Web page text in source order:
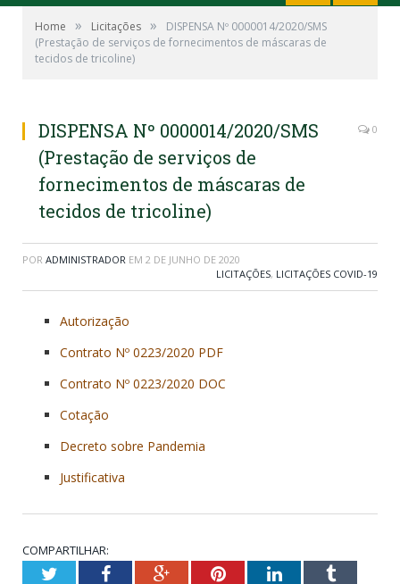
Home » Licitações »
DISPENSA Nº 0000014/2020/SMS
(Prestação de serviços de fornecimentos de máscaras de
tecidos de tricoline)
DISPENSA Nº 0000014/2020/SMS
(Prestação de serviços de
fornecimentos de máscaras de
tecidos de tricoline)
0
POR ADMINISTRADOR EM 2 DE JUNHO DE 2020
LICITAÇÕES, LICITAÇÕES COVID-19
Autorização
Contrato Nº 0223/2020 PDF
Contrato Nº 0223/2020 DOC
Cotação
Decreto sobre Pandemia
Justificativa
COMPARTILHAR:
TwitterFacebookGoogle+PinterestLinkedInTumblr